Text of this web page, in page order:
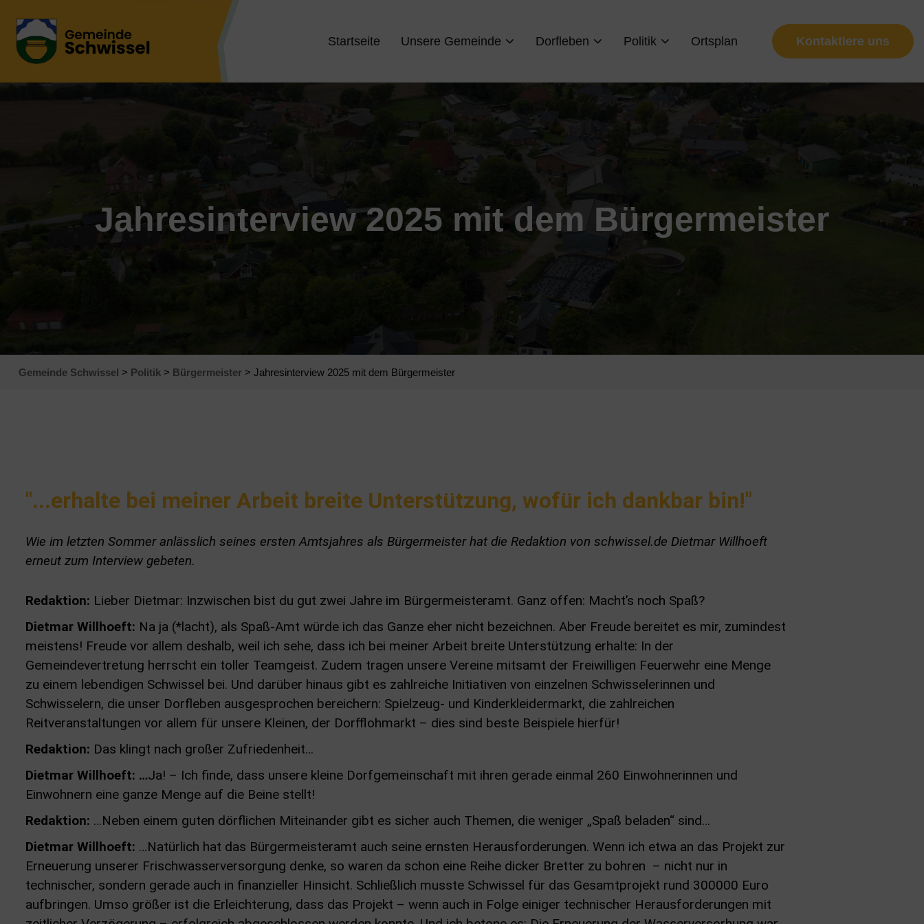
Startseite Unsere Gemeinde Dorfleben Politik Ortsplan Kontaktiere uns
Jahresinterview 2025 mit dem Bürgermeister
Gemeinde Schwissel > Politik > Bürgermeister > Jahresinterview 2025 mit dem Bürgermeister
"...erhalte bei meiner Arbeit breite Unterstützung, wofür ich dankbar bin!"
Wie im letzten Sommer anlässlich seines ersten Amtsjahres als Bürgermeister hat die Redaktion von schwissel.de Dietmar Willhoeft
erneut zum Interview gebeten.
Redaktion: Lieber Dietmar: Inzwischen bist du gut zwei Jahre im Bürgermeisteramt. Ganz offen: Macht’s noch Spaß?
Dietmar Willhoeft: Na ja (*lacht), als Spaß-Amt würde ich das Ganze eher nicht bezeichnen. Aber Freude bereitet es mir, zumindest
meistens! Freude vor allem deshalb, weil ich sehe, dass ich bei meiner Arbeit breite Unterstützung erhalte: In der
Gemeindevertretung herrscht ein toller Teamgeist. Zudem tragen unsere Vereine mitsamt der Freiwilligen Feuerwehr eine Menge
zu einem lebendigen Schwissel bei. Und darüber hinaus gibt es zahlreiche Initiativen von einzelnen Schwisselerinnen und
Schwisselern, die unser Dorfleben ausgesprochen bereichern: Spielzeug- und Kinderkleidermarkt, die zahlreichen
Reitveranstaltungen vor allem für unsere Kleinen, der Dorfflohmarkt – dies sind beste Beispiele hierfür!
Redaktion: Das klingt nach großer Zufriedenheit…
Dietmar Willhoeft: …Ja! – Ich finde, dass unsere kleine Dorfgemeinschaft mit ihren gerade einmal 260 Einwohnerinnen und
Einwohnern eine ganze Menge auf die Beine stellt!
Redaktion: …Neben einem guten dörflichen Miteinander gibt es sicher auch Themen, die weniger „Spaß beladen“ sind…
Dietmar Willhoeft: …Natürlich hat das Bürgermeisteramt auch seine ernsten Herausforderungen. Wenn ich etwa an das Projekt zur
Erneuerung unserer Frischwasserversorgung denke, so waren da schon eine Reihe dicker Bretter zu bohren – nicht nur in
technischer, sondern gerade auch in finanzieller Hinsicht. Schließlich musste Schwissel für das Gesamtprojekt rund 300000 Euro
aufbringen. Umso größer ist die Erleichterung, dass das Projekt – wenn auch in Folge einiger technischer Herausforderungen mit